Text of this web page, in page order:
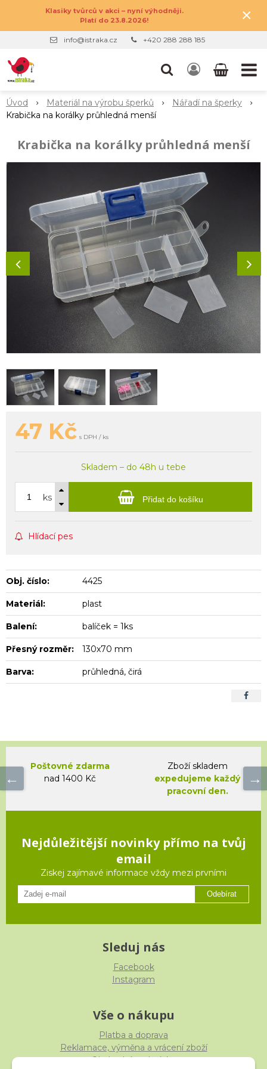
Klasiky tvůrců v akci – nyní výhodněji.
Platí do 23.8.2026!
×
info@istraka.cz +420 288 288 185
Úvod Materiál na výrobu šperků
Nářadí na šperky
Krabička na korálky průhledná menší
Krabička na korálky průhledná menší
47 Kč s DPH / ks
Skladem – do 48h u tebe
ks Přidat do košíku
Hlídací pes
Obj. číslo: 4425
Materiál: plast
Balení: balíček = 1ks
Přesný rozměr: 130x70 mm
Barva: průhledná, čirá
Poštovné zdarma
nad 1400 Kč
Zboží skladem
expedujeme každý
pracovní den.
Nejdůležitější novinky přímo na tvůj
email
Ziskej zajímavé informace vždy mezi prvními
Odebírat
Sleduj nás
Facebook
Instagram
Vše o nákupu
Platba a doprava
Reklamace, výměna a vrácení zboží
Obchodní podmínky